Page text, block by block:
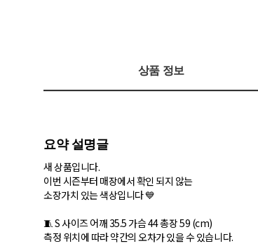
상품 정보
요약 설명글
새 상품입니다.
이번 시즌부터 매장에서 확인 되지 않는
소장가치 있는 색상입니다 💙
🧵 S 사이즈 어깨 35.5 가슴 44 총장 59 (cm)
측정 위치에 따라 약간의 오차가 있을 수 있습니다.